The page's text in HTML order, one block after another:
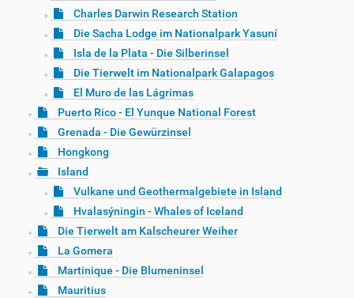
Charles Darwin Research Station
Die Sacha Lodge im Nationalpark Yasuní
Isla de la Plata - Die Silberinsel
Die Tierwelt im Nationalpark Galapagos
El Muro de las Lágrimas
Puerto Rico - El Yunque National Forest
Grenada - Die Gewürzinsel
Hongkong
Island
Vulkane und Geothermalgebiete in Island
Hvalasýningin - Whales of Iceland
Die Tierwelt am Kalscheurer Weiher
La Gomera
Martinique - Die Blumeninsel
Mauritius